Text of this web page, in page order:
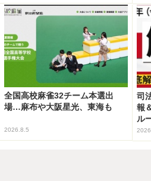
全国高校麻雀32チーム本選出
場…麻布や大阪星光、東海も
2026.8.5
司
報
ル